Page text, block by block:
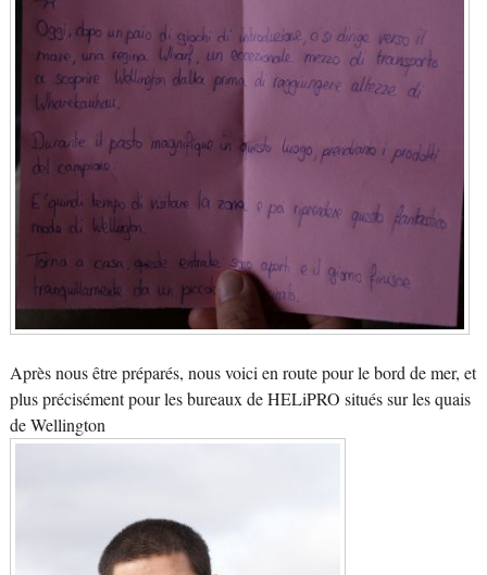
Après nous être préparés, nous voici en route pour le bord de mer, et
plus précisément pour les bureaux de HELiPRO situés sur les quais
de Wellington